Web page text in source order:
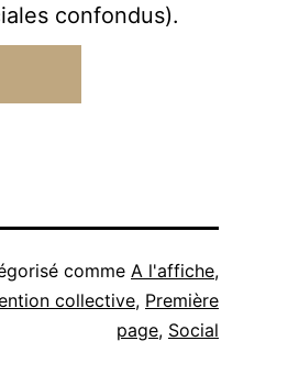
confondus).
comme A l'affiche,
collective, Première
page, Social